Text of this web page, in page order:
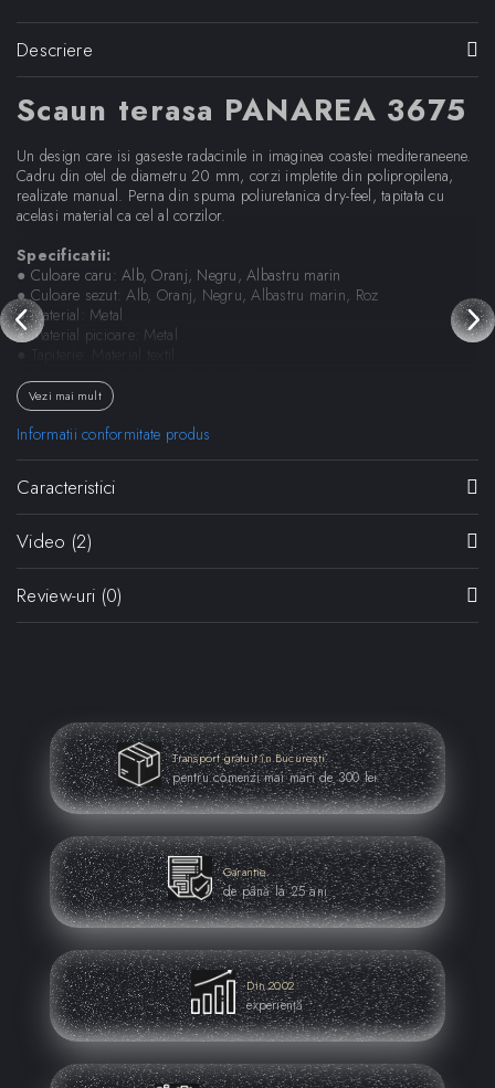
Descriere
Scaun terasa PANAREA 3675
Un design care isi gaseste radacinile in imaginea coastei mediteraneene.
Cadru din otel de diametru 20 mm, corzi impletite din polipropilena,
realizate manual. Perna din spuma poliuretanica dry-feel, tapitata cu
acelasi material ca cel al corzilor.
Specificatii:
● Culoare caru: Alb, Oranj, Negru, Albastru marin
● Culoare sezut: Alb, Oranj, Negru, Albastru marin, Roz
● Material: Metal
● Material picioare: Metal
Dimensiuni:
● Lungime 63 cm
● Inaltime totala 75 cm
Designer:Cazzaniga Mandelli Pagliarulo
Vezi mai mult
Informatii conformitate produs
Caracteristici
Video (2)
Review-uri (0)
Transport gratuit în București
pentru comenzi mai mari de 300 lei
Garantie
de până la 25 ani
Din 2002
experiență